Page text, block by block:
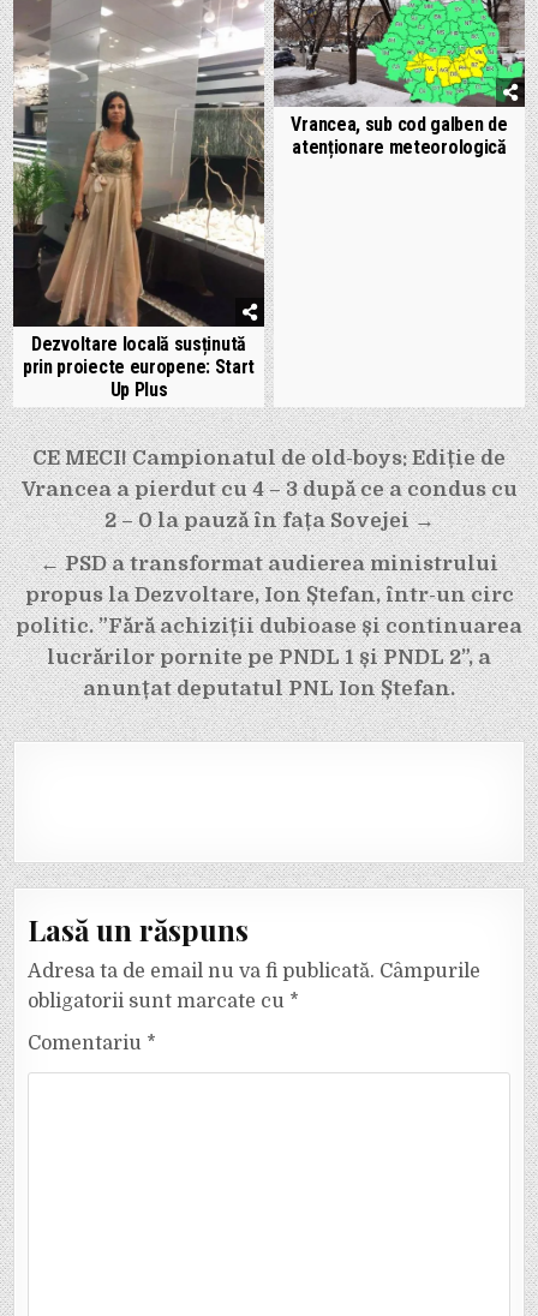
Dezvoltare locală susținută
prin proiecte europene: Start
Up Plus
Vrancea, sub cod galben de
atenționare meteorologică
Navigare
în
articole
CE MECI! Campionatul de old-boys: Ediție de
Vrancea a pierdut cu 4 – 3 după ce a condus cu
2 – 0 la pauză în fața Sovejei →
← PSD a transformat audierea ministrului
propus la Dezvoltare, Ion Ștefan, într-un circ
politic. ”Fără achiziții dubioase și continuarea
lucrărilor pornite pe PNDL 1 și PNDL 2”, a
anunțat deputatul PNL Ion Ștefan.
Lasă un răspuns
Adresa ta de email nu va fi publicată. Câmpurile
obligatorii sunt marcate cu *
Comentariu *